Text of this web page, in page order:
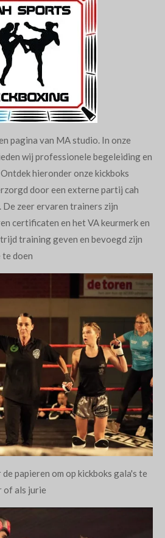
pagina van MA studio. In onze
wij professionele begeleiding en
hieronder onze kickboks
door een externe partij cah
De zeer ervaren trainers zijn
certificaten en het VA keurmerk en
training geven en bevoegd zijn
te doen
papieren om op kickboks gala's te
of als jurie